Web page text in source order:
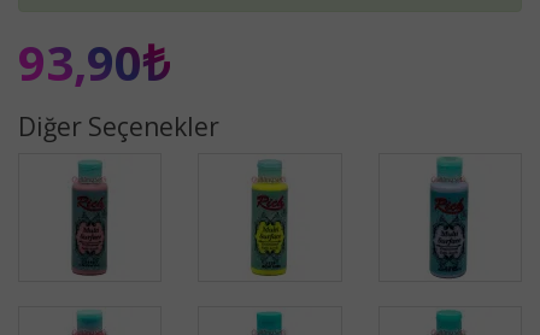
93,90₺
Diğer Seçenekler